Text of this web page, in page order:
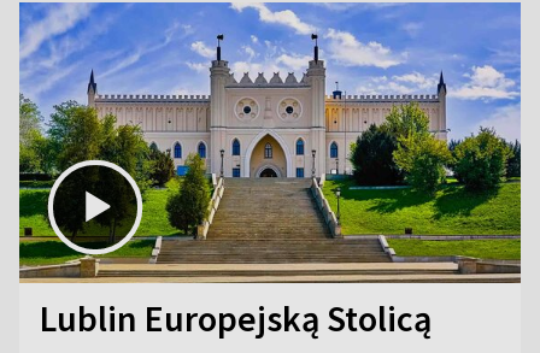
Lublin Europejską Stolicą